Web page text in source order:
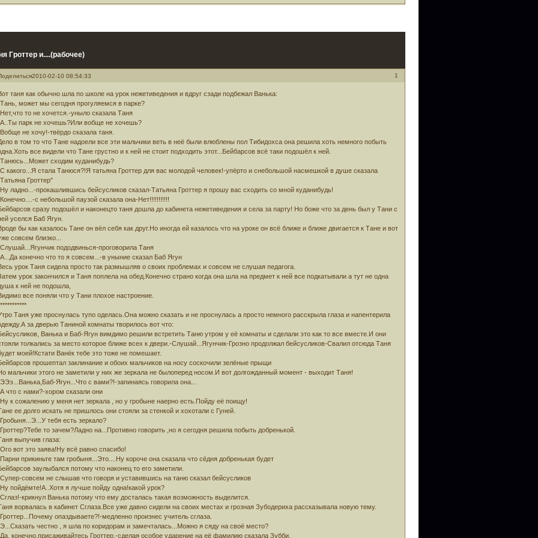
Гроттер и....(рабочее)
1
2010-02-10 08:54:33
таня как обычно шла по школе на урок нежетиведения и вдруг сзади подбежал Ванька:
может мы сегодня прогуляемся в парке?
то не хочется.-уныло сказала Таня
парк не хочешь?Или вобще не хочешь?
не хочу!-твёрдо сказала таня.
в том то что Тане надоели все эти мальчики веть в неё были влюблены пол Тибидохса она решила хоть немного побыть
все видели что Тане грустно и к ней не стоит подходить этот...Бейбарсов всё таки подошёл к ней.
сходим куданибудь?
какого...Я стала Танюся?!Я татьяна Гроттер для вас молодой человек!-упёрто и снебольшой насмешкой в душе сказала
Гроттер"
ладно...-прокашлившись бейсусликов сказал-Татьяна Гроттер я прошу вас сходить со мной куданибудь!
с небольшой паузой сказала она-Нет!!!!!!!!!!!
сразу подошёл и наконецто таня дошла до кабинета нежетиведения и села за парту! Но боже что за день был у Тани с
уселся Баб Ягун.
бы как казалось Тане он вёл себя как друг.Но иногда ей казалось что на уроке он всё ближе и ближе двигается к Тане и вот
совсем близко...
пододвинься-проговорила Таня
конечно что то я совсем...-в уныние сказал Баб Ягун
урок Таня сидела просто так размышляв о своих проблемах и совсем не слушая педагога.
урок закончился и Таня поплела на обед.Конечно страно когда она шла на предмет к ней все подкатывали а тут не одна
к ней не подошла,
все поняли что у Тани плохое настроение.
Таня уже проснулась тупо оделась.Она можно сказать и не проснулась а просто немного расскрыла глаза и напентерила
за дверью Таниной комнаты творилось вот что:
Ванька и Баб-Ягун вимдимо решили встретить Таню утром у её комнаты и сделали это как то все вместе.И они
толкались за место которое ближе всех к двери.-Слушай...Ягунчик-Грозно продолжал бейсусликов-Свалил отсюда Таня
моей!Кстати Ванёк тебе это тоже не помешает.
прошептал заклинание и обоих мальчиков на носу соскочили зелёные прыщи
мальчики этого не заметили у них же зеркала не былоперед носом.И вот долгожданный момент - выходит Таня!
Ягун...Что с вами?!-запинаясь говорила она...
что с нами?-хором сказали они
к сожалению у меня нет зеркала , но у гробыне наерно есть.Пойду её поищу!
ее долго искать не пришлось они стояли за стенкой и хохотали с Гуней.
тебя есть зеркало?
то зачем?Ладно на...Противно говорить ,но я сегодня решила побыть добренькой.
выпучив глаза:
вот это заява!Ну всё равно спасибо!
прикиньте там гробыня...Это....Ну короче она сказала что сёдня добренькая будет
заулыбался потому что наконец то его заметили.
совсем не слышав что говоря и уставившись на таню сказал бейсусликов
пойдёмте!А..Хотя я лучше пойду одна!какой урок?
крикнул Ванька потому что ему досталась такая возможность выделится.
ворвалась в кабинет Сглаза.Все уже давно сидели на своих местах и грозная Зубодериха рассказывала новую тему.
опаздываете?!-медленно произнес учитель сглаза.
честно , я шла по коридорам и замечталась...Можно я сяду на своё место?
конечно,присаживайтесь Гроттер.-сделая особое ударение на её фамилию сказала Зубби.